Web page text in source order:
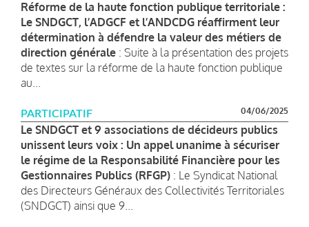
Réforme de la haute fonction publique territoriale :
Le SNDGCT, l’ADGCF et l’ANDCDG réaffirment leur
détermination à défendre la valeur des métiers de
direction générale : Suite à la présentation des projets
de textes sur la réforme de la haute fonction publique
au...
PARTICIPATIF 04/06/2025
Le SNDGCT et 9 associations de décideurs publics
unissent leurs voix : Un appel unanime à sécuriser
le régime de la Responsabilité Financière pour les
Gestionnaires Publics (RFGP) : Le Syndicat National
des Directeurs Généraux des Collectivités Territoriales
(SNDGCT) ainsi que 9...